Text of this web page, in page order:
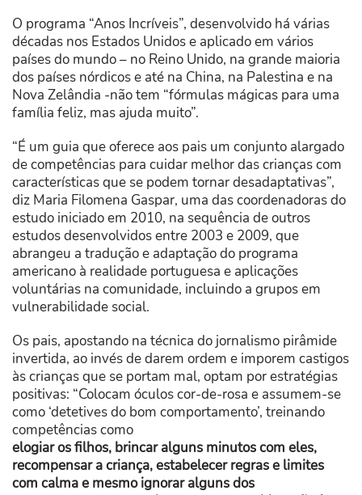
O programa “Anos Incríveis”, desenvolvido há várias
décadas nos Estados Unidos e aplicado em vários
países do mundo – no Reino Unido, na grande maioria
dos países nórdicos e até na China, na Palestina e na
Nova Zelândia -não tem “fórmulas mágicas para uma
família feliz, mas ajuda muito”.
“É um guia que oferece aos pais um conjunto alargado
de competências para cuidar melhor das crianças com
características que se podem tornar desadaptativas”,
diz Maria Filomena Gaspar, uma das coordenadoras do
estudo iniciado em 2010, na sequência de outros
estudos desenvolvidos entre 2003 e 2009, que
abrangeu a tradução e adaptação do programa
americano à realidade portuguesa e aplicações
voluntárias na comunidade, incluindo a grupos em
vulnerabilidade social.
Os pais, apostando na técnica do jornalismo pirâmide
invertida, ao invés de darem ordem e imporem castigos
às crianças que se portam mal, optam por estratégias
positivas: “Colocam óculos cor-de-rosa e assumem-se
como ‘detetives do bom comportamento’, treinando
competências como
elogiar os filhos, brincar alguns minutos com eles,
recompensar a criança, estabelecer regras e limites
com calma e mesmo ignorar alguns dos